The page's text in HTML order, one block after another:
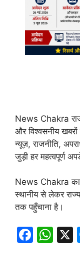
News Chakra
और विश्वसनीय
न्यूज़, राजनीति,
जुड़ी हर महत्वपूर्ण
News Chakra का
स्थानीय से लेकर
तक पहुँचाना है।
F
W